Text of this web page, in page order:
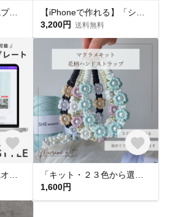
【Canva】ネトフリ風プロフィールムービー / NETFLIX STYLE / 結婚式ムービー / 自作 / テンプレート
3,200円 送料無料
1,600円